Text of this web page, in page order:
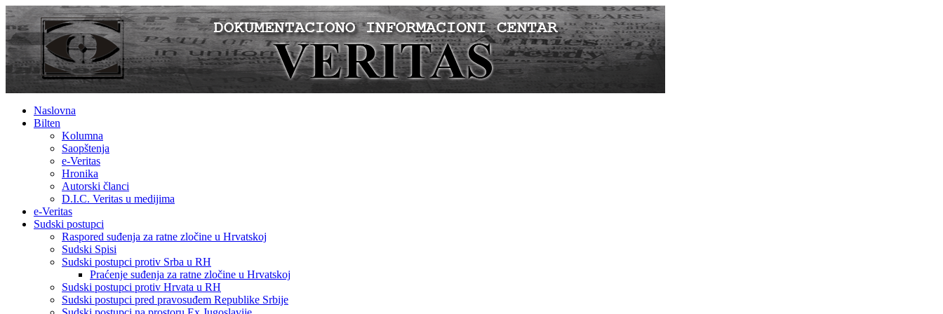
Naslovna
Bilten
Kolumna
Saopštenja
e-Veritas
Hronika
Autorski članci
D.I.C. Veritas u medijima
e-Veritas
Sudski postupci
Raspored suđenja za ratne zločine u Hrvatskoj
Sudski Spisi
Sudski postupci protiv Srba u RH
Praćenje suđenja za ratne zločine u Hrvatskoj
Sudski postupci protiv Hrvata u RH
Sudski postupci pred pravosuđem Republike Srbije